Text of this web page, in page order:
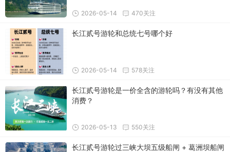
470关注
2026-05-14
长江贰号游轮和总统七号哪个好
578关注
2026-05-14
长江贰号游轮是一价全含的游轮吗？有没有其他
消费？
550关注
2026-05-13
长江贰号游轮过三峡大坝五级船闸 + 葛洲坝船闸